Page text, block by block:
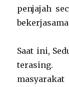
penjajah
Saat ini,
terasing.